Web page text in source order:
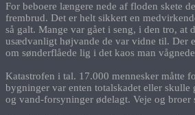
For beboere længere nede af floden skete
frembrud. Det er helt sikkert en
så galt. Mange var gået i seng, i den tro, at
usædvanligt højvande de var vidne til. Der
om sønderflåede lig i det kaos man
Katastrofen i tal. 17.000 mennesker måtte
bygninger var enten totalskadet eller skulle
og vand-forsyninger ødelagt. Veje og broer